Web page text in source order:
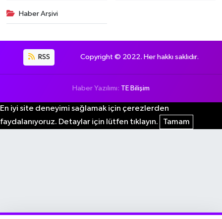
Haber Arşivi
RSS Copyright © 2022. Her hakkı saklıdır.
Haber Yazılımı: TE Bilişim
En iyi site deneyimi sağlamak için çerezlerden
faydalanıyoruz. Detaylar için lütfen tıklayın.
Tamam